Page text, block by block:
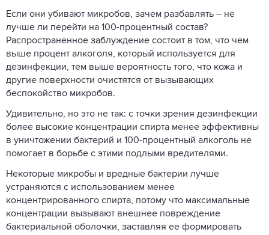
Если они убивают микробов, зачем разбавлять – не
лучше ли перейти на 100-процентный состав?
Распространенное заблуждение состоит в том, что чем
выше процент алкоголя, который используется для
дезинфекции, тем выше вероятность того, что кожа и
другие поверхности очистятся от вызывающих
беспокойство микробов.
Удивительно, но это не так: с точки зрения дезинфекции
более высокие концентрации спирта менее эффективны
в уничтожении бактерий и 100-процентный алкоголь не
помогает в борьбе с этими подлыми вредителями.
Некоторые микробы и вредные бактерии лучше
устраняются с использованием менее
концентрированного спирта, потому что максимальные
концентрации вызывают внешнее повреждение
бактериальной оболочки, заставляя ее формировать